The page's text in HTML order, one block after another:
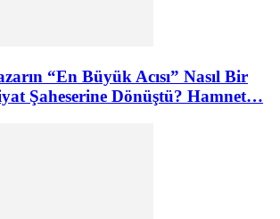
“En Büyük Acısı” Nasıl Bir
Şaheserine Dönüştü? Hamnet…